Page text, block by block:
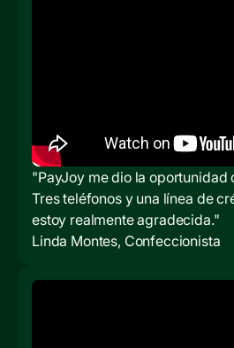
"PayJoy me dio la oportunidad
Tres teléfonos y una línea de
estoy realmente agradecida."
Linda Montes, Confeccionista